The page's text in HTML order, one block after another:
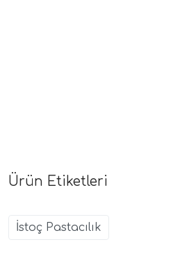
Ürün Etiketleri
İstoç Pastacılık